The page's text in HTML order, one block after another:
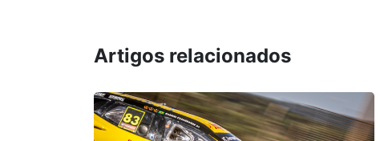
Artigos relacionados